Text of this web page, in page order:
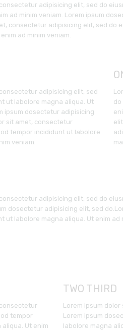
adipisicing elit, sed do
ad minim veniam. Lorem ipsum
consectetur adipisicing elit, sed do
ad minim veniam.
adipisicing elit, sed
ut labolore magna aliqua. Ut
ipsum dosectetur adipisicing
sit amet, consectetur
tempor incididunt ut labolore
veniam.
do
adipisicing elit, sed do
dosectetur adipisicing elit, sed
ut labolore magna aliqua. Ut enim ad
tempor
Ut enim
TWO THIRD
Lorem ipsum
Lorem ipsum
labolore magna